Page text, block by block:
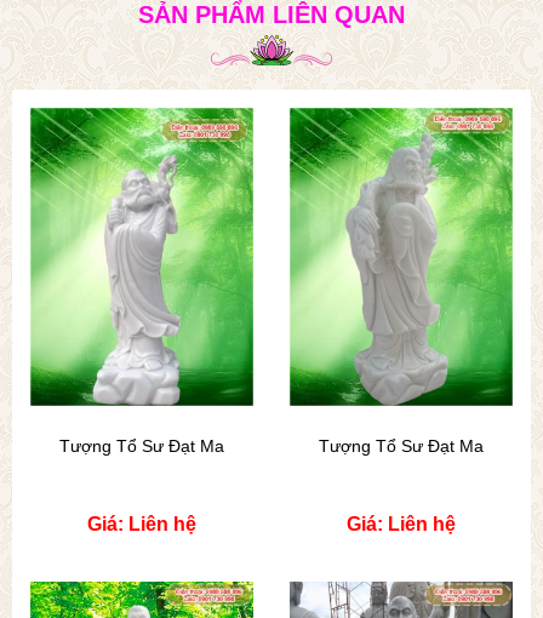
SẢN PHẨM LIÊN QUAN
Tượng Tổ Sư Đạt Ma
Giá: Liên hệ
Tượng Tổ Sư Đạt Ma
Giá: Liên hệ